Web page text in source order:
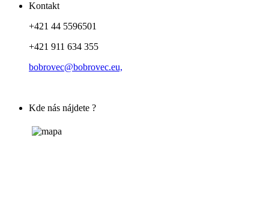
Kontakt
+421 44 5596501
+421 911 634 355
bobrovec@bobrovec.eu,
Kde nás nájdete ?